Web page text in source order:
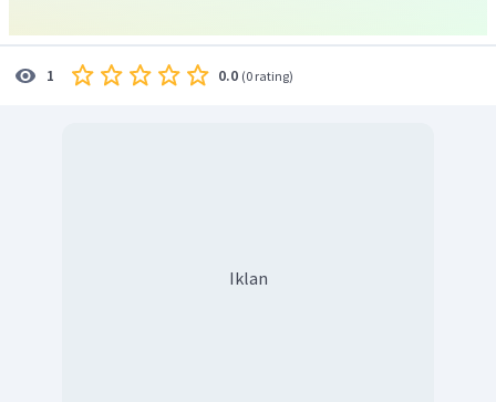
1 0.0 (0 rating)
Iklan